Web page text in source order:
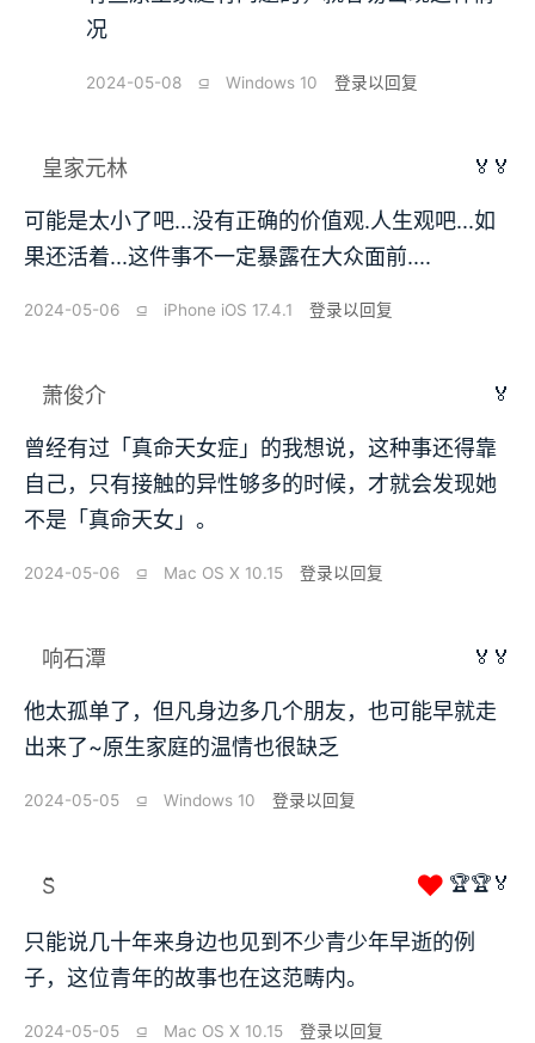
况
2024-05-08 ⫑ Windows 10 登录以回复
皇家元林 🏅🏅
可能是太小了吧...没有正确的价值观.人生观吧...如
果还活着...这件事不一定暴露在大众面前....
2024-05-06 ⫑ iPhone iOS 17.4.1 登录以回复
萧俊介 🏅
曾经有过「真命天女症」的我想说，这种事还得靠
自己，只有接触的异性够多的时候，才就会发现她
不是「真命天女」。
2024-05-06 ⫑ Mac OS X 10.15 登录以回复
响石潭 🏅🏅
他太孤单了，但凡身边多几个朋友，也可能早就走
出来了~原生家庭的温情也很缺乏
2024-05-05 ⫑ Windows 10 登录以回复
S̆̈ ❤ 🏆🏆🏅
只能说几十年来身边也见到不少青少年早逝的例
子，这位青年的故事也在这范畴内。
2024-05-05 ⫑ Mac OS X 10.15 登录以回复